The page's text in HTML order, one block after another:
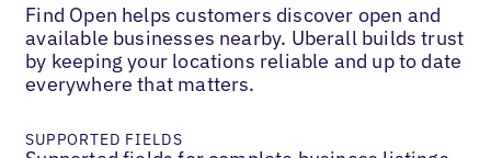
Find Open helps customers discover open and
available businesses nearby. Uberall builds trust
by keeping your locations reliable and up to date
everywhere that matters.
SUPPORTED FIELDS